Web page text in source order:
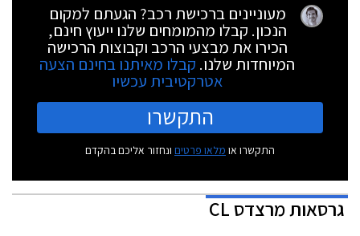
מעוניינים ברכישת רכב? הגעתם למקום
הנכון. קבלו מהמומחים שלנו ייעוץ חינם,
הכירו את מבצעי הרכב וקבוצות הרכישה
המיוחדות שלנו. קבלו מאיתנו בחינם הצעה
אטרקטיבית עכשיו
התקשרו
התקשרו או מלאו פרטים ונחזור אליכם בהקדם
גרסאותמרצדס CL